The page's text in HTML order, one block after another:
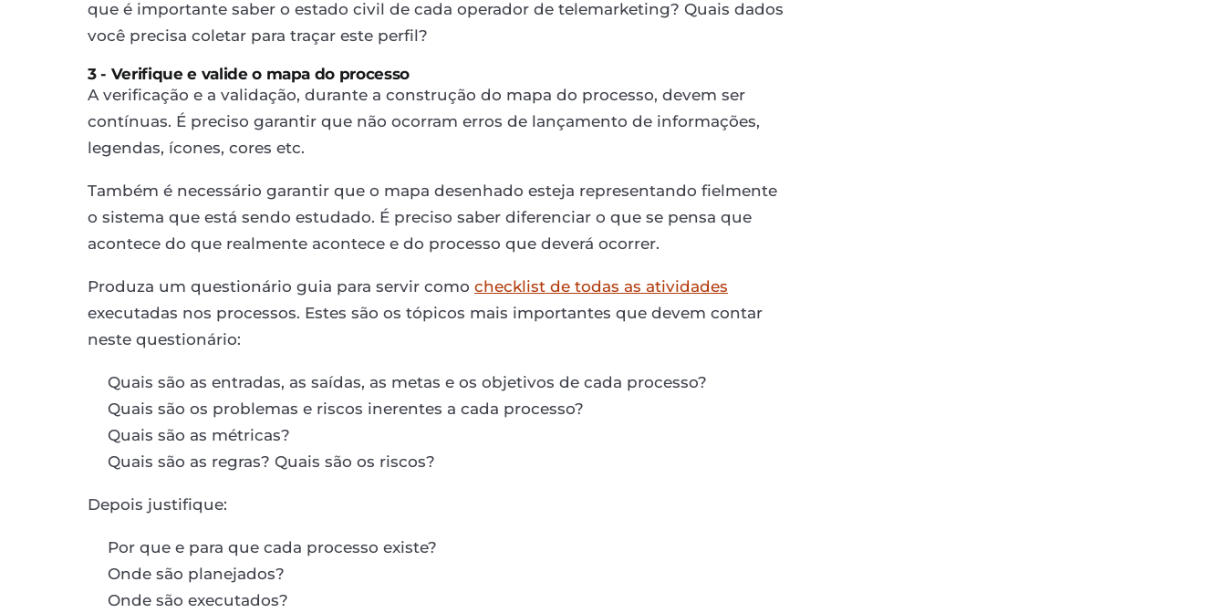
que é importante saber o estado civil de cada operador de telemarketing? Quais dados
você precisa coletar para traçar este perfil?
3 - Verifique e valide o mapa do processo
A verificação e a validação, durante a construção do mapa do processo, devem ser
contínuas. É preciso garantir que não ocorram erros de lançamento de informações,
legendas, ícones, cores etc.
Também é necessário garantir que o mapa desenhado esteja representando fielmente
o sistema que está sendo estudado. É preciso saber diferenciar o que se pensa que
acontece do que realmente acontece e do processo que deverá ocorrer.
Produza um questionário guia para servir como checklist de todas as atividades
executadas nos processos. Estes são os tópicos mais importantes que devem contar
neste questionário:
Quais são as entradas, as saídas, as metas e os objetivos de cada processo?
Quais são os problemas e riscos inerentes a cada processo?
Quais são as métricas?
Quais são as regras? Quais são os riscos?
Depois justifique:
Por que e para que cada processo existe?
Onde são planejados?
Onde são executados?